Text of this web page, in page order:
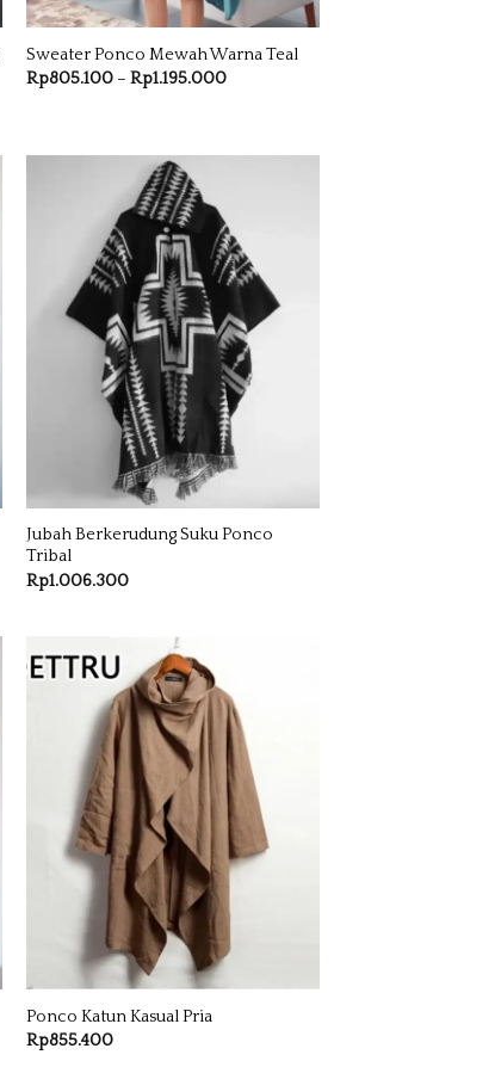
Sweater Ponco Mewah Warna Teal
Rp805.100 – Rp1.195.000Rentang
Jubah Berkerudung Suku Ponco
Tribal
Rp1.006.300
Ponco Katun Kasual Pria
Rp855.400